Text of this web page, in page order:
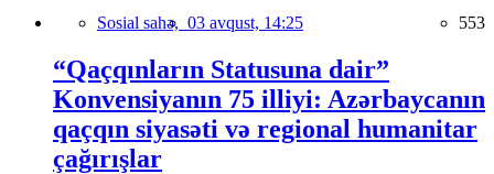
Sosial sahə, 03 avqust, 14:25 553
“Qaçqınların Statusuna dair”
Konvensiyanın 75 illiyi: Azərbaycanın
qaçqın siyasəti və regional humanitar
çağırışlar